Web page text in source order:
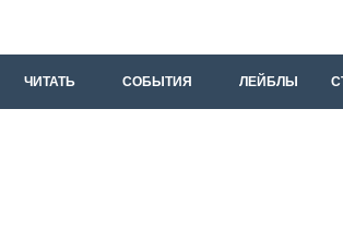
ЧИТАТЬ СОБЫТИЯ ЛЕЙБЛЫ